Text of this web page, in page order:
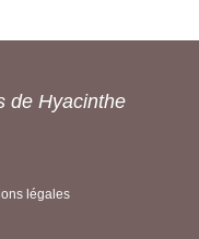
de Hyacinthe
légales